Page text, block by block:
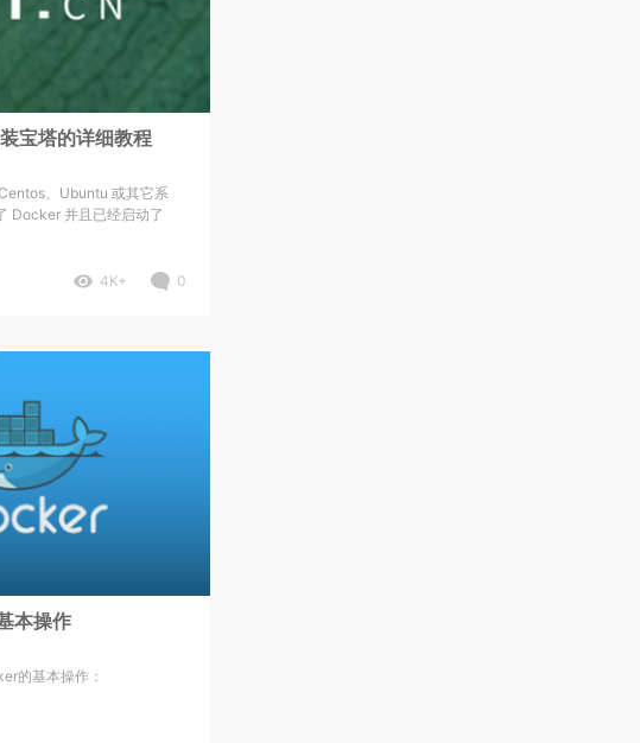
宝塔的详细教程
、Ubuntu 或其它系
Docker 并且已经启动了
4K+ 0
本操作
的基本操作：